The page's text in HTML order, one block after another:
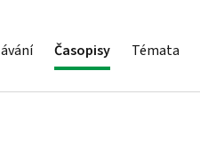
Časopisy Témata